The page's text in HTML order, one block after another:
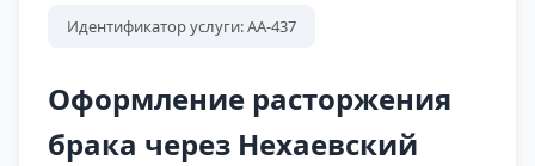
Идентификатор услуги: АА-437
Оформление расторжения
брака через Нехаевский